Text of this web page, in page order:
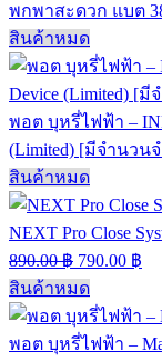
พกพาสะดวก แบต
สินค้าหมด
พอต บุหรี่ไฟฟ้า –
(Limited) [มีจำนวน
สินค้าหมด
NEXT Pro Close
890.00฿ 790.00 ฿
สินค้าหมด
พอต บุหรี่ไฟฟ้า –